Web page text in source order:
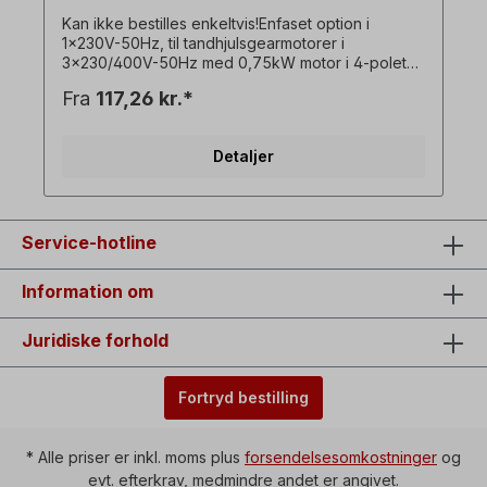
Kan ikke bestilles enkeltvis!Enfaset option i
1x230V-50Hz, til tandhjulsgearmotorer i
3x230/400V-50Hz med 0,75kW motor i 4-polet
altid kun under belastning, startmomentet er
tilsvarende trefasede gearmotor! ! Kan ikke
Alle produktbilleder er ikke-bindende eksempler!
Der tages forbehold for tekniske ændringer.
Ekstraudstyr: Tænd/sluk-kontakt med
koblingskapacitet=16 A, omgivelsestemperatur=-5
°C til +40 °C, Kabel mellem motor og
kontakthus=ca. 90 cm.
Fra 117,26 kr.*
Detaljer
Service-hotline
Information om
Juridiske forhold
Fortryd bestilling
* Alle priser er inkl. moms plus forsendelsesomkostninger og
evt. efterkrav, medmindre andet er angivet.